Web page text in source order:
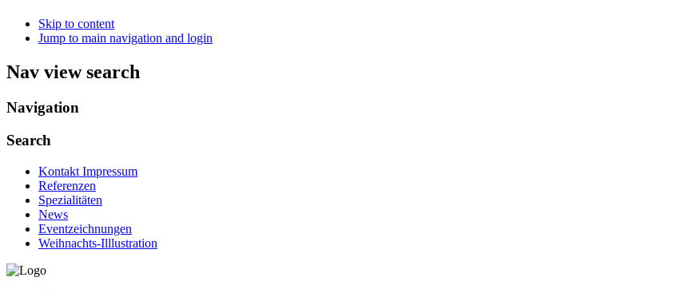
Skip to content
Jump to main navigation and login
Nav view search
Navigation
Search
Kontakt Impressum
Referenzen
Spezialitäten
News
Eventzeichnungen
Weihnachts-Illlustration